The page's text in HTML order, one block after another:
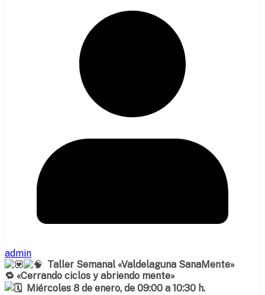
admin
Taller Semanal «Valdelaguna SanaMente»
🔁 «Cerrando ciclos y abriendo mente»
Miércoles 8 de enero, de 09:00 a 10:30 h.